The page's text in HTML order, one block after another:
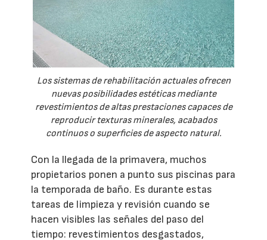
Los sistemas de rehabilitación actuales ofrecen
nuevas posibilidades estéticas mediante
revestimientos de altas prestaciones capaces de
reproducir texturas minerales, acabados
continuos o superficies de aspecto natural.
Con la llegada de la primavera, muchos
propietarios ponen a punto sus piscinas para
la temporada de baño. Es durante estas
tareas de limpieza y revisión cuando se
hacen visibles las señales del paso del
tiempo: revestimientos desgastados,